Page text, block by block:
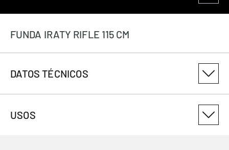
FUNDA IRATY RIFLE 115 CM
DATOS TÉCNICOS
1412507145
USOS